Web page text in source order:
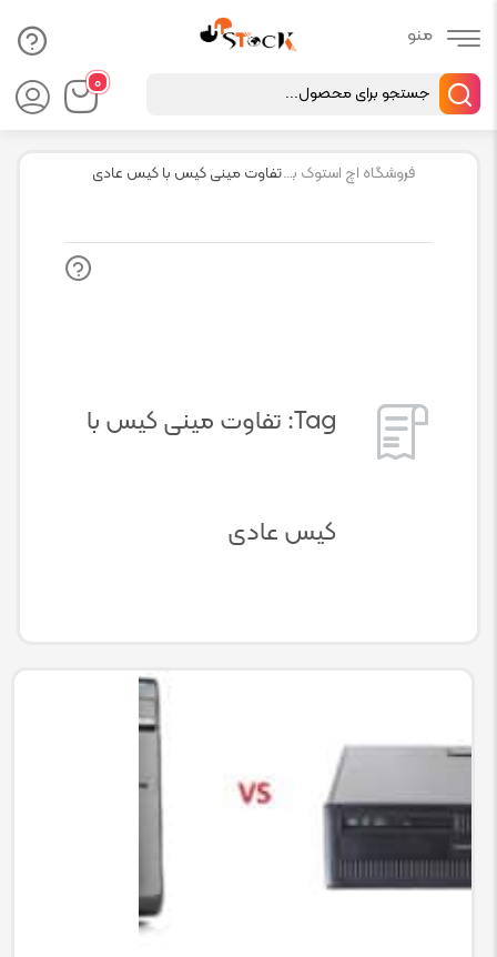
۰
Products
search
فروشگاه اچ استوک بازار انلاین تجهیزات کامپیوتر استوکتفاوت مینی کیس با کیس عادی
Tag: تفاوت مینی کیس با
کیس عادی